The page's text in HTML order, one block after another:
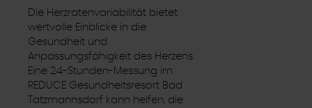
Die Herzratenvariabilität bietet
wertvolle Einblicke in die
Gesundheit und
Anpassungsfähigkeit des Herzens.
Eine 24-Stunden-Messung im
REDUCE Gesundheitsresort Bad
Tatzmannsdorf kann helfen, die